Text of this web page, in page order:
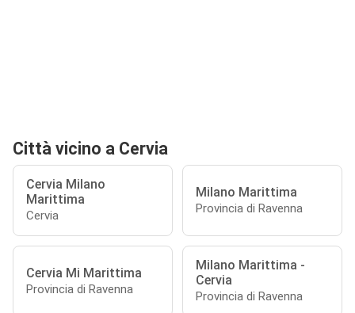
Città vicino a Cervia
Cervia Milano
Marittima
Cervia
Milano Marittima
Provincia di Ravenna
Cervia Mi Marittima
Provincia di Ravenna
Milano Marittima -
Cervia
Provincia di Ravenna